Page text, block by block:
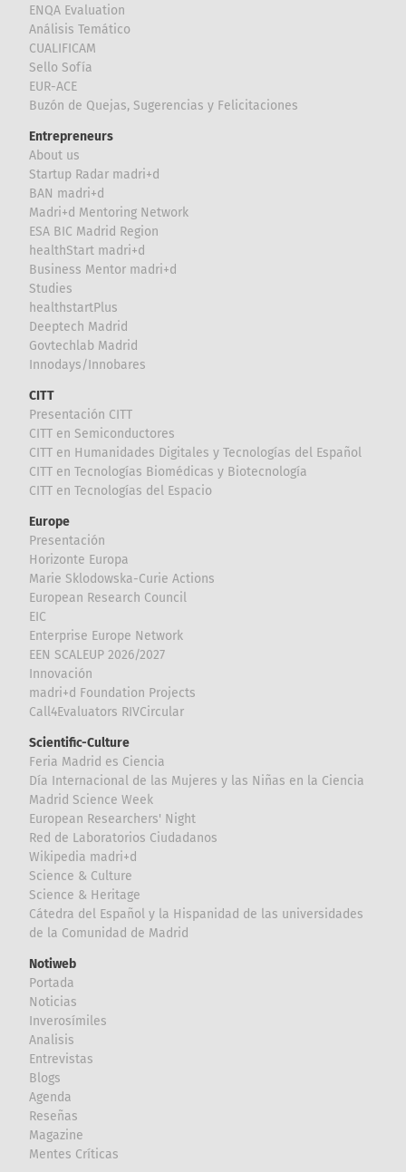
ENQA Evaluation
Análisis Temático
CUALIFICAM
Sello Sofía
EUR-ACE
Buzón de Quejas, Sugerencias y Felicitaciones
Entrepreneurs
About us
Startup Radar madri+d
BAN madri+d
Madri+d Mentoring Network
ESA BIC Madrid Region
healthStart madri+d
Business Mentor madri+d
Studies
healthstartPlus
Deeptech Madrid
Govtechlab Madrid
Innodays/Innobares
CITT
Presentación CITT
CITT en Semiconductores
CITT en Humanidades Digitales y Tecnologías del Español
CITT en Tecnologías Biomédicas y Biotecnología
CITT en Tecnologías del Espacio
Europe
Presentación
Horizonte Europa
Marie Sklodowska-Curie Actions
European Research Council
EIC
Enterprise Europe Network
EEN SCALEUP 2026/2027
Innovación
madri+d Foundation Projects
Call4Evaluators RIVCircular
Scientific-Culture
Feria Madrid es Ciencia
Día Internacional de las Mujeres y las Niñas en la Ciencia
Madrid Science Week
European Researchers' Night
Red de Laboratorios Ciudadanos
Wikipedia madri+d
Science & Culture
Science & Heritage
Cátedra del Español y la Hispanidad de las universidades
de la Comunidad de Madrid
Notiweb
Portada
Noticias
Inverosímiles
Analisis
Entrevistas
Blogs
Agenda
Reseñas
Magazine
Mentes Críticas